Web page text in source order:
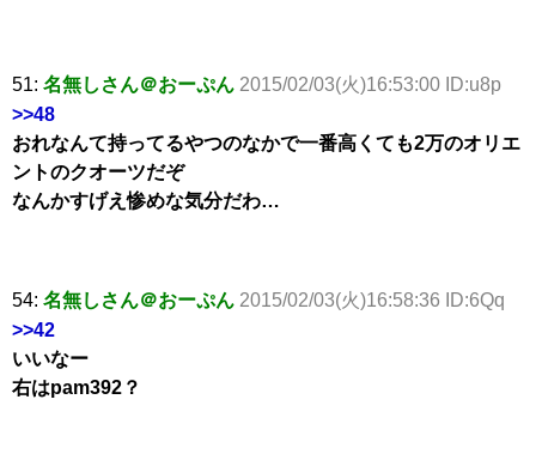
51: 名無しさん＠おーぷん 2015/02/03(火)16:53:00 ID:u8p
>>48
おれなんて持ってるやつのなかで一番高くても2万のオリエ
ントのクオーツだぞ
なんかすげえ惨めな気分だわ…
54: 名無しさん＠おーぷん 2015/02/03(火)16:58:36 ID:6Qq
>>42
いいなー
右はpam392？